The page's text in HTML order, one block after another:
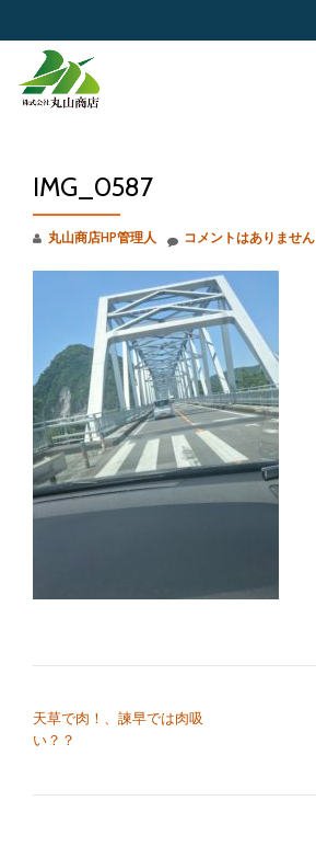
IMG_0587
丸山商店HP管理人 コメントはありません
天草で肉！、諫早では肉吸
い？？